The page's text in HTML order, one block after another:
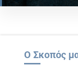
Ο Σκοπός